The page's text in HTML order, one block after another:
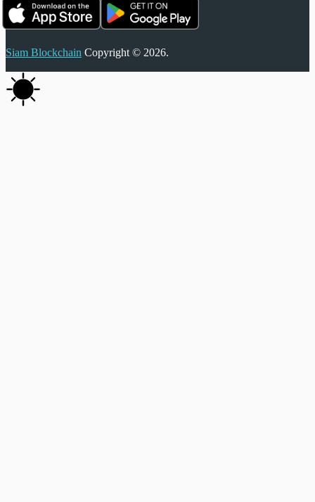
Siam Blockchain Copyright © 2026.